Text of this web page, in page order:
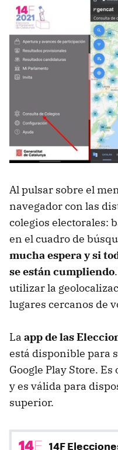
Al pulsar sobre el
navegador con las
colegios electorales:
en el cuadro de
mucha espera y si
se están cumpliendo
utilizar la
lugares cercanos de
La app de las
está disponible para
Google Play Store.
y es válida para
superior.
14F